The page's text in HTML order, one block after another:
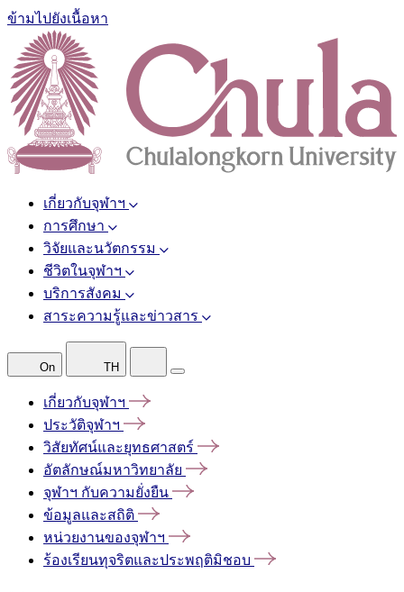
ข้ามไปยังเนื้อหา
เกี่ยวกับจุฬาฯ
การศึกษา
วิจัยและนวัตกรรม
ชีวิตในจุฬาฯ
บริการสังคม
สาระความรู้และข่าวสาร
On TH
เกี่ยวกับจุฬาฯ
ประวัติจุฬาฯ
วิสัยทัศน์และยุทธศาสตร์
อัตลักษณ์มหาวิทยาลัย
จุฬาฯ กับความยั่งยืน
ข้อมูลและสถิติ
หน่วยงานของจุฬาฯ
ร้องเรียนทุจริตและประพฤติมิชอบ